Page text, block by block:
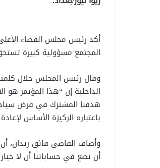
المجتمع مسؤولية كبيرة
وقال رئيس المجلس خلال
الداخلية إن “هذا المؤتمر هو
هدفنا المشترك في فرض
باعتباره الركيزة الأساس
وأضاف القاضي فائق زيدان،
أن نضع في حساباتنا أن لا خيار